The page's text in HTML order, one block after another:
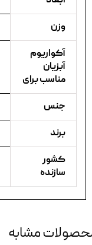
وزن
آکواریوم
آبزیان
مناسب برای
جنس
برند
کشور
سازنده
مشابه